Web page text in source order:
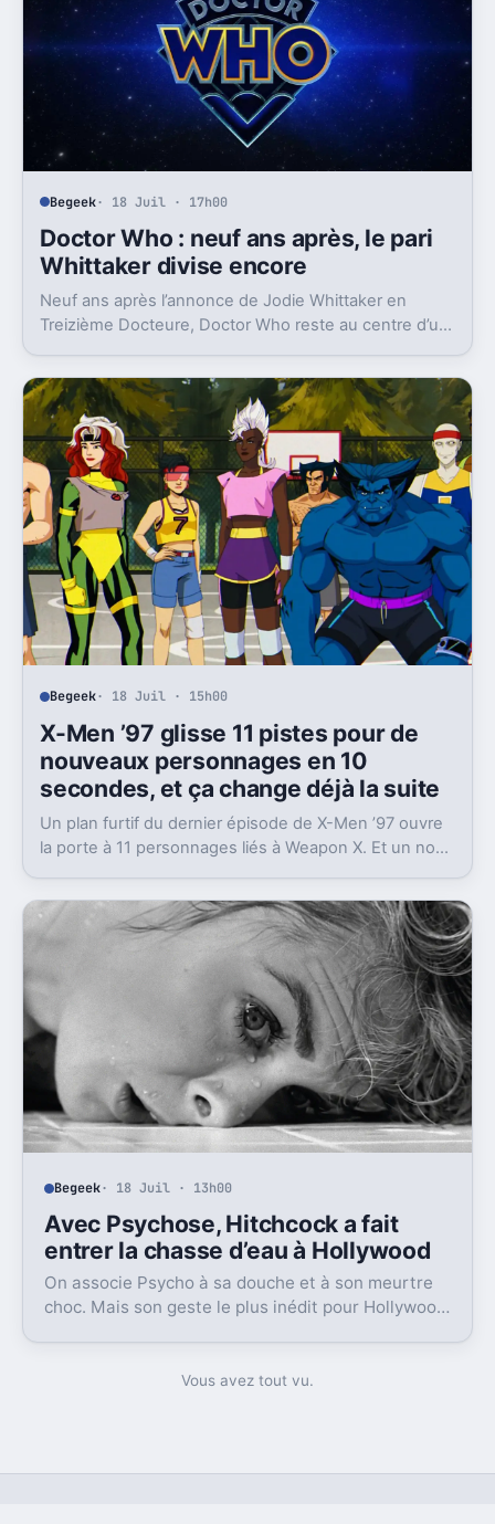
Begeek· 18 Juil · 17h00
Doctor Who : neuf ans après, le pari
Whittaker divise encore
Neuf ans après l’annonce de Jodie Whittaker en
Treizième Docteure, Doctor Who reste au centre d’un
Begeek· 18 Juil · 15h00
X-Men ’97 glisse 11 pistes pour de
nouveaux personnages en 10
secondes, et ça change déjà la suite
Un plan furtif du dernier épisode de X-Men ’97 ouvre
la porte à 11 personnages liés à Weapon X. Et un nom
Begeek· 18 Juil · 13h00
Avec Psychose, Hitchcock a fait
entrer la chasse d’eau à Hollywood
On associe Psycho à sa douche et à son meurtre
choc. Mais son geste le plus inédit pour Hollywood